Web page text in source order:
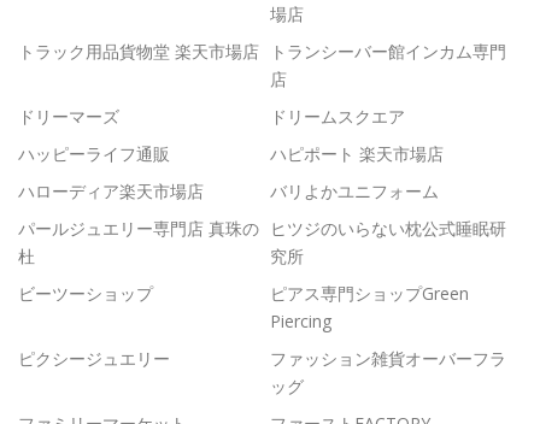
場店
トラック用品貨物堂 楽天市場店
トランシーバー館インカム専門
店
ドリーマーズ
ドリームスクエア
ハッピーライフ通販
ハピポート 楽天市場店
ハローディア楽天市場店
バリよかユニフォーム
パールジュエリー専門店 真珠の
杜
ヒツジのいらない枕公式睡眠研
究所
ビーツーショップ
ピアス専門ショップGreen
Piercing
ピクシージュエリー
ファッション雑貨オーバーフラ
ッグ